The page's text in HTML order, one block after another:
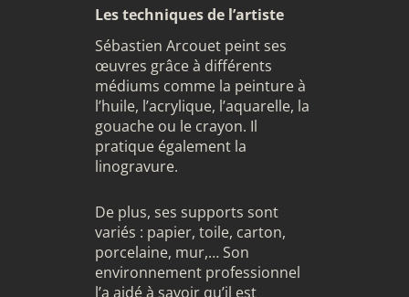
Les techniques de l’artiste
Sébastien Arcouet peint ses
œuvres grâce à différents
médiums comme la peinture à
l’huile, l’acrylique, l’aquarelle, la
gouache ou le crayon. Il
pratique également la
linogravure.
De plus, ses supports sont
variés : papier, toile, carton,
porcelaine, mur,… Son
environnement professionnel
l’a aidé à savoir qu’il est